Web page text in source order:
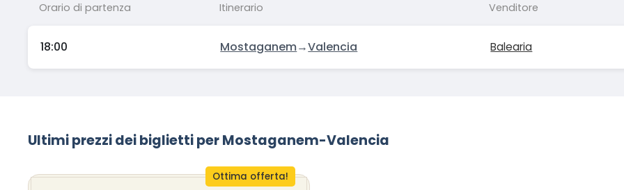
Orario di partenza Itinerario Venditore
18:00 Mostaganem→Valencia Balearia
Ultimi prezzi dei biglietti per Mostaganem-Valencia
Ottima offerta!